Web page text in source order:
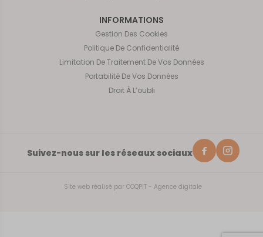
INFORMATIONS
Gestion Des Cookies
Politique De Confidentialité
Limitation De Traitement De Vos Données
Portabilité De Vos Données
Droit À L’oubli
Suivez-nous sur les réseaux sociaux
Site web réalisé par COQPIT - Agence digitale